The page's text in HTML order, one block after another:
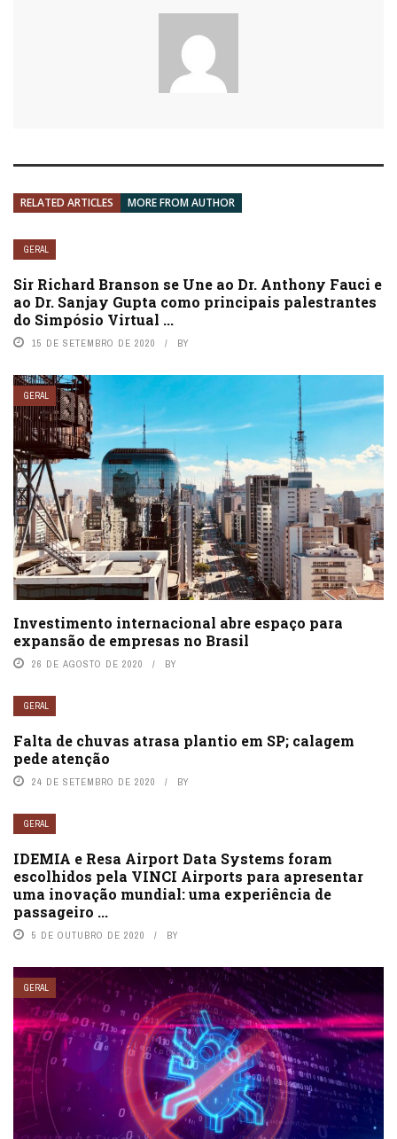
RELATED ARTICLES MORE FROM AUTHOR
GERAL
Sir Richard Branson se Une ao Dr. Anthony Fauci e
ao Dr. Sanjay Gupta como principais palestrantes
do Simpósio Virtual ...
15 DE SETEMBRO DE 2020 BY
GERAL
Investimento internacional abre espaço para
expansão de empresas no Brasil
26 DE AGOSTO DE 2020 BY
GERAL
Falta de chuvas atrasa plantio em SP; calagem
pede atenção
24 DE SETEMBRO DE 2020 BY
GERAL
IDEMIA e Resa Airport Data Systems foram
escolhidos pela VINCI Airports para apresentar
uma inovação mundial: uma experiência de
passageiro ...
5 DE OUTUBRO DE 2020 BY
GERAL